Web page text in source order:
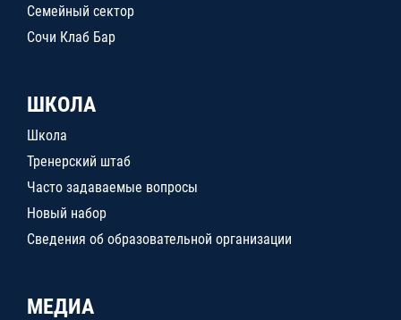
Семейный сектор
Сочи Клаб Бар
ШКОЛА
Школа
Тренерский штаб
Часто задаваемые вопросы
Новый набор
Сведения об образовательной организации
МЕДИА